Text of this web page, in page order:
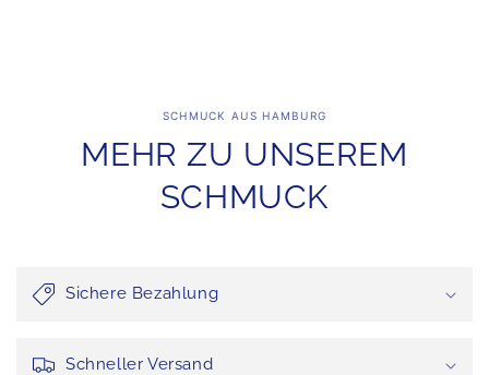
SCHMUCK AUS HAMBURG
MEHR ZU UNSEREM
SCHMUCK
Sichere Bezahlung
Schneller Versand